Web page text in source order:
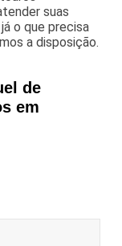
suas
o que precisa
a disposição.
de
em